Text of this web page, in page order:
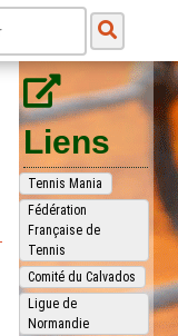
Liens
Tennis Mania
Fédération
Française de
Tennis
Comité du Calvados
Ligue de
Normandie